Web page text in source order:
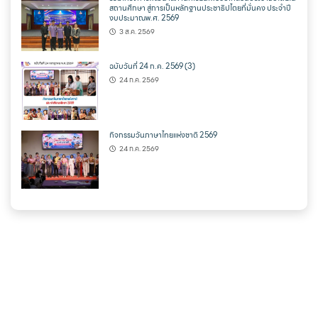
สถานศึกษา สู่การเป็นหลักฐานประชาธิปไตยที่มั่นคง ประจำปี
งบประมาณพ.ศ. 2569
3 ส.ค. 2569
ฉบับวันที่ 24 ก.ค. 2569 (3)
24 ก.ค. 2569
กิจกรรมวันภาษาไทยแห่งชาติ 2569
24 ก.ค. 2569